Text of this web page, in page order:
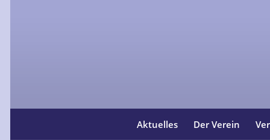
Aktuelles Der Verein